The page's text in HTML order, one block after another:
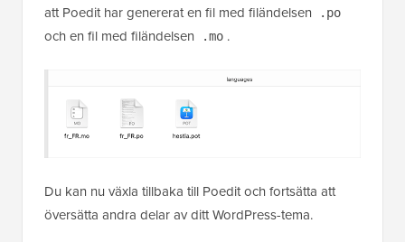
att Poedit har genererat en fil med filändelsen
.po
och en fil med filändelsen .mo .
Du kan nu växla tillbaka till Poedit och fortsätta att
översätta andra delar av ditt WordPress-tema.